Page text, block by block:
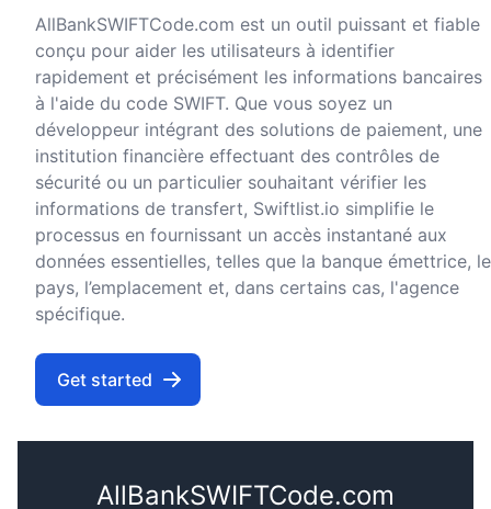
AllBankSWIFTCode.com est un outil puissant et fiable
conçu pour aider les utilisateurs à identifier
rapidement et précisément les informations bancaires
à l'aide du code SWIFT. Que vous soyez un
développeur intégrant des solutions de paiement, une
institution financière effectuant des contrôles de
sécurité ou un particulier souhaitant vérifier les
informations de transfert, Swiftlist.io simplifie le
processus en fournissant un accès instantané aux
données essentielles, telles que la banque émettrice, le
pays, l’emplacement et, dans certains cas, l'agence
spécifique.
Get started
AllBankSWIFTCode.com